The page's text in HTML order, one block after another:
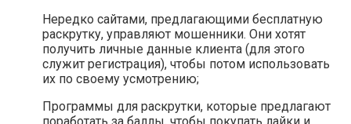
Нередко сайтами, предлагающими бесплатную
раскрутку, управляют мошенники. Они хотят
получить личные данные клиента (для этого
служит регистрация), чтобы потом использовать
их по своему усмотрению;
Программы для раскрутки, которые предлагают
поработать за баллы, чтобы покупать лайки и